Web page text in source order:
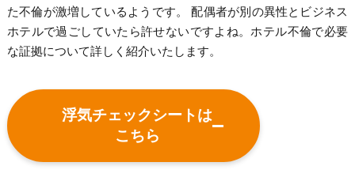
た不倫が激増しているようです。 配偶者が別の異性とビジネス
ホテルで過ごしていたら許せないですよね。 ホテル不倫で必要
な証拠について詳しく紹介いたします。
浮気チェックシートは
こちら